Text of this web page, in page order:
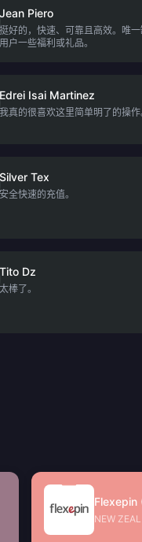
Piero
好的，快速、可靠且高效。唯
用户一些福利或礼品。
Isai Martinez
真的很喜欢这里简单明了的操作
Tex
全快速的充值。
Dz
棒了。
Flexepin
NEW